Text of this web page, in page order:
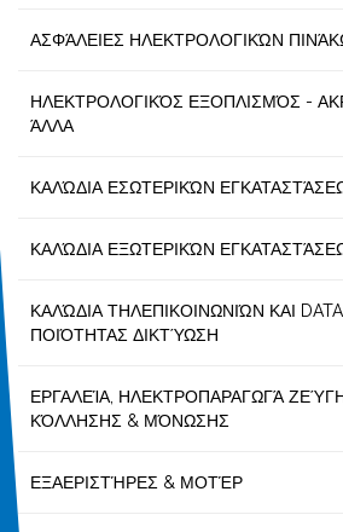
ΑΣΦΆΛΕΙΕΣ ΗΛΕΚΤΡΟΛΟΓΙΚΏΝ
ΗΛΕΚΤΡΟΛΟΓΙΚΌΣ ΕΞΟΠΛΙΣΜΌΣ -
ΆΛΛΑ
ΚΑΛΏΔΙΑ ΕΣΩΤΕΡΙΚΏΝ
ΚΑΛΏΔΙΑ ΕΞΩΤΕΡΙΚΏΝ
ΚΑΛΏΔΙΑ ΤΗΛΕΠΙΚΟΙΝΩΝΙΏΝ ΚΑΙ
ΠΟΙΌΤΗΤΑΣ ΔΙΚΤΎΩΣΗ
ΕΡΓΑΛΕΊΑ, ΗΛΕΚΤΡΟΠΑΡΑΓΩΓΆ
ΚΌΛΛΗΣΗΣ & ΜΌΝΩΣΗΣ
ΕΞΑΕΡΙΣΤΉΡΕΣ & ΜΟΤΈΡ